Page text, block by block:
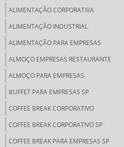
ALIMENTAÇÃO CORPORATIVA
ALIMENTAÇÃO INDUSTRIAL
ALIMENTAÇÃO PARA EMPRESAS
ALMOÇO EMPRESAS RESTAURANTE
ALMOÇO PARA EMPRESAS
BUFFET PARA EMPRESAS SP
COFFEE BREAK CORPORATIVO
COFFEE BREAK CORPORATIVO SP
COFFEE BREAK PARA EMPRESAS SP